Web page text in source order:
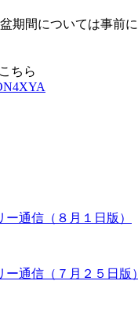
盆期間については事前
ちら
ー通信（８月１日版）
ー通信（７月２５日版）